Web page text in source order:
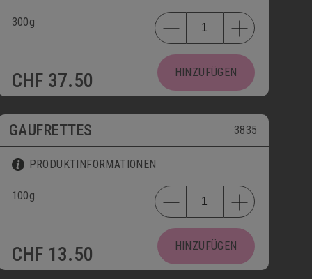
300g
CHF 37.50 HINZUFÜGEN
GAUFRETTES 3835
PRODUKTINFORMATIONEN
100g
CHF 13.50 HINZUFÜGEN